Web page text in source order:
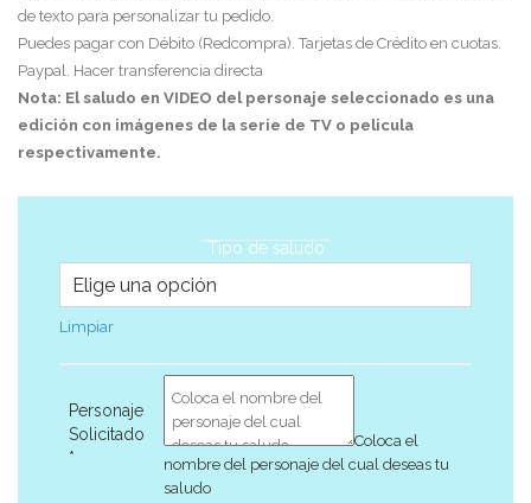
de texto para personalizar tu pedido.
Puedes pagar con Débito (Redcompra). Tarjetas de Crédito en cuotas.
Paypal. Hacer transferencia directa
Nota: El saludo en VIDEO del personaje seleccionado es una
edición con imágenes de la serie de TV o pelicula
respectivamente.
Tipo de saludo
Limpiar
Personaje
Solicitado
*
Coloca el
nombre del personaje del cual deseas tu
saludo